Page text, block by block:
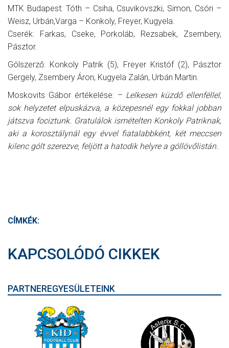
MTK Budapest: Tóth – Csiha, Csuvikovszki, Simon, Csóri –
Weisz, Urbán,Varga – Konkoly, Freyer, Kugyela.
Cserék: Farkas, Cseke, Porkoláb, Rezsabek, Zsembery,
Pásztor.
Gólszerző: Konkoly Patrik (5), Freyer Kristóf (2), Pásztor
Gergely, Zsembery Áron, Kugyela Zalán, Urbán Martin.
Moskovits Gábor értékelése: – Lelkesen küzdő ellenféllel,
sok helyzetet elpuskázva, a közepesnél egy fokkal jobban
játszva fociztunk. Gratulálok ismételten Konkoly Patriknak,
aki a korosztálynál egy évvel fiatalabbként, két meccsen
kilenc gólt szerezve, feljött a hatodik helyre a góllövőlistán.
CÍMKÉK:
KAPCSOLÓDÓ CIKKEK
PARTNEREGYESÜLETEINK